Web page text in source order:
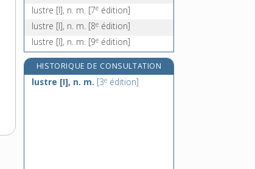
lustre [I], n. m. [7e édition]
lustre [I], n. m. [8e édition]
lustre [I], n. m. [9e édition]
HISTORIQUE DE CONSULTATION
lustre [I], n. m. [3e édition]